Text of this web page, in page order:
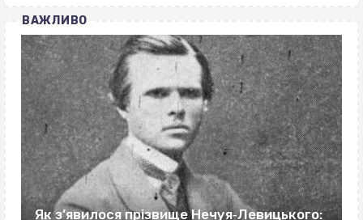
ВАЖЛИВО
Як з’явилося прізвище Нечуя‐Левицького: